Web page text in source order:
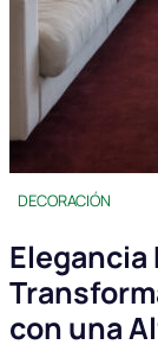
DECORACIÓN
Elegancia
con una